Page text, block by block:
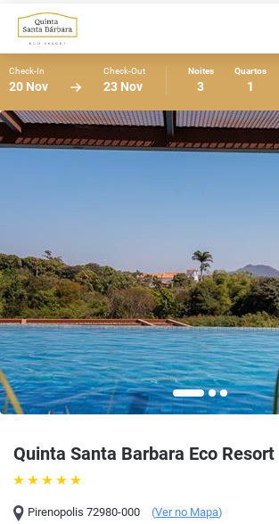
Check-In
20 Nov
Check-Out
23 Nov
Noites
3
Quartos
1
Quinta Santa Barbara Eco Resort
Pirenopolis 72980-000 (Ver no Mapa)